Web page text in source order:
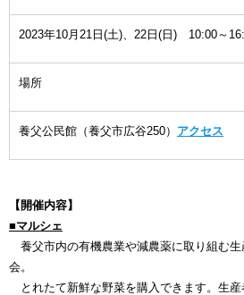
2023年10月21日(土)、22日(日) 10:00～
場所
養父公民館（養父市広谷250） アクセス
【開催内容】
■マルシェ
養父市内の有機農業や減農薬に取り組む
会。
とれたて新鮮な野菜を購入できます。生